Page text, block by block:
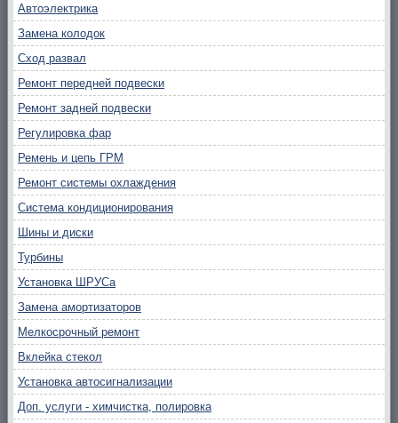
Автоэлектрика
Замена колодок
Сход развал
Ремонт передней подвески
Ремонт задней подвески
Регулировка фар
Ремень и цепь ГРМ
Ремонт системы охлаждения
Система кондиционирования
Шины и диски
Турбины
Установка ШРУСа
Замена амортизаторов
Мелкосрочный ремонт
Вклейка стекол
Установка автосигнализации
Доп. услуги - химчистка, полировка